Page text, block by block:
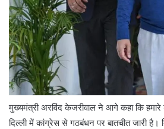
मुख्यमंत्री अरविंद केजरीवाल ने आगे कहा कि हमारे
दिल्ली में कांग्रेस से गठबंधन पर बातचीत जारी है।